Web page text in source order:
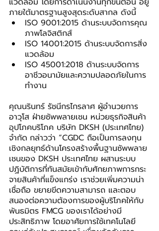
ภายใต้มาตรฐานสูงสุดระดับสากล ดังนี้
ISO 9001:2015 ด้านระบบจัดการคุณ
ภาพโลจิสติกส์
ISO 14001:2015 ด้านระบบจัดการสิ่ง
แวดล้อม
ISO 45001:2018 ด้านระบบจัดการ
อาชีวอนามัยและความปลอดภัยในการ
ทำงาน
คุณนรินทร์ รัชนีกรไกรลาศ ผู้อำนวยการ
อาวุโส ฝ่ายซัพพลายเชน หน่วยธุรกิจสินค้า
อุปโภคบริโภค บริษัท DKSH (ประเทศไทย)
จำกัด กล่าวว่า “CGDC ถือเป็นการลงทุน
เชิงกลยุทธ์ด้านโครงสร้างพื้นฐานซัพพลาย
เชนของ DKSH ประเทศไทย ผสานระบบ
ปฏิบัติการที่ทันสมัยเข้ากับศักยภาพการกระ
จายสินค้าที่แข็งแกร่ง เราช่วยเพิ่มความน่า
เชื่อถือ ขยายขีดความสามารถ และตอบ
สนองต่อความต้องการของผู้บริโภคให้กับ
พันธมิตร FMCG ของเราได้อย่างมี
ประสิทธิภาพ โดยอาศัยการใช้เทคโนโลยี